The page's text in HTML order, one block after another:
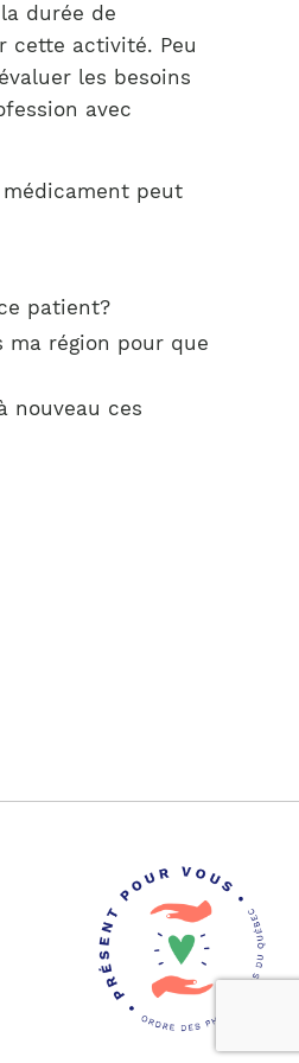
durée de
cette activité. Peu
les besoins
avec
peut
patient?
région pour que
nouveau ces